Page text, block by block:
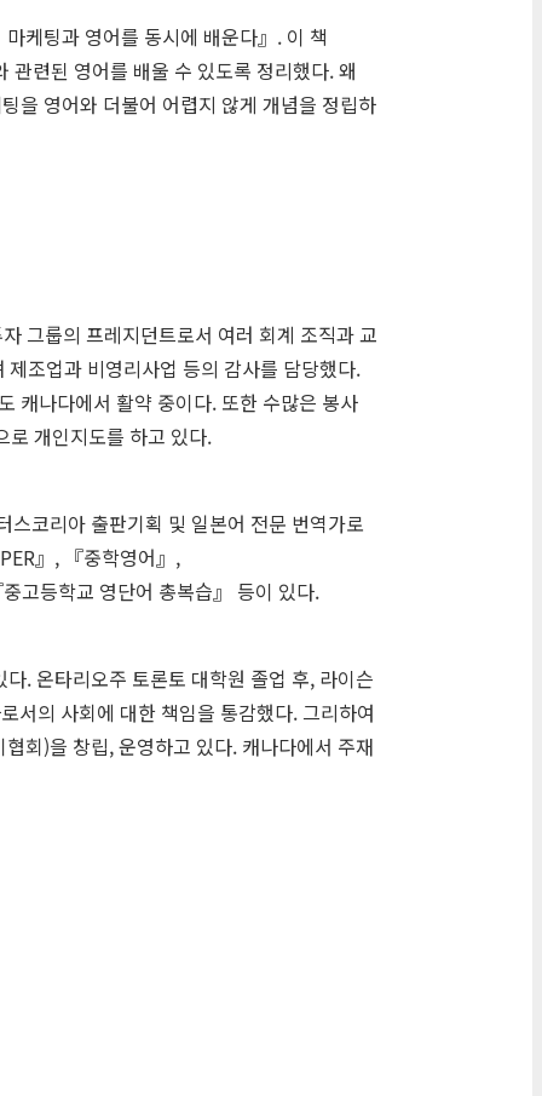
마케팅과 영어를 동시에 배운다』. 이 책
관련된 영어를 배울 수 있도록 정리했다. 왜
을 영어와 더불어 어렵지 않게 개념을 정립하
그룹의 프레지던트로서 여러 회계 조직과 교
조업과 비영리사업 등의 감사를 담당했다.
캐나다에서 활약 중이다. 또한 수많은 봉사
로 개인지도를 하고 있다.
코리아 출판기획 및 일본어 전문 번역가로
』, 『중학영어』,
고등학교 영단어 총복습』 등이 있다.
. 온타리오주 토론토 대학원 졸업 후, 라이슨
서의 사회에 대한 책임을 통감했다. 그리하여
회)을 창립, 운영하고 있다. 캐나다에서 주재